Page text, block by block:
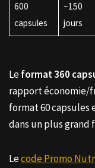
600
capsules
~150
jours
Leformat 360
rapport économie/
format 60 capsules
dans un plus grand
Lecode Promo